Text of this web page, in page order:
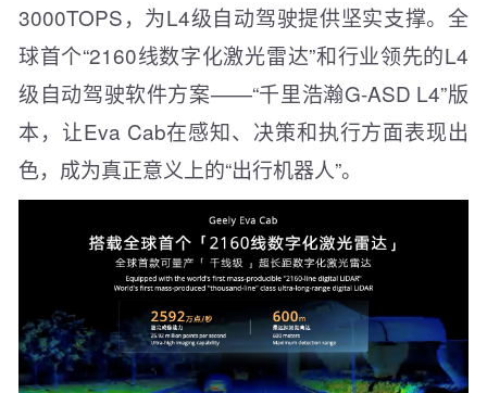
3000TOPS，为L4级自动驾驶提供坚实支撑。全
球首个“2160线数字化激光雷达”和行业领先的L4
级自动驾驶软件方案——“千里浩瀚G-ASD L4”版
本，让Eva Cab在感知、决策和执行方面表现出
色，成为真正意义上的“出行机器人”。